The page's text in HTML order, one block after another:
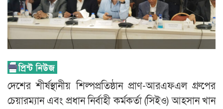
দেশের শীর্ষস্থানীয় শিল্পপ্রতিষ্ঠান প্রাণ-আরএফএল গ্রুপের
চেয়ারম্যান এবং প্রধান নির্বাহী কর্মকর্তা (সিইও) আহসান খান